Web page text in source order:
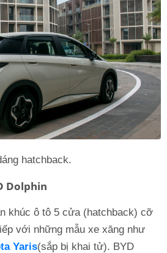
hatchback.
Dolphin
khúc ô tô 5 cửa (hatchback) cỡ
với những mẫu xe xăng như
Yaris(sắp bị khai tử). BYD